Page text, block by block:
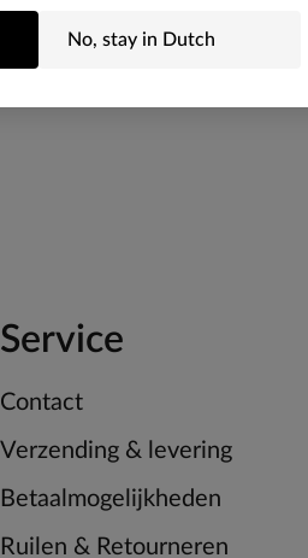
Service
Contact
Verzending & levering
Betaalmogelijkheden
Ruilen & Retourneren
No, stay in Dutch